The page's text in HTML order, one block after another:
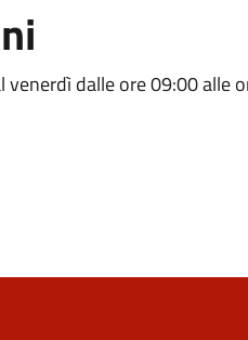
dalle ore 09:00 alle